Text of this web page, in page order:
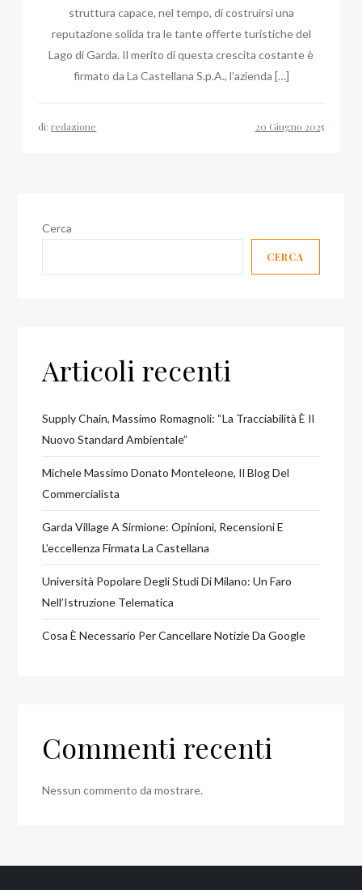
struttura capace, nel tempo, di costruirsi una
reputazione solida tra le tante offerte turistiche del
Lago di Garda. Il merito di questa crescita costante è
firmato da La Castellana S.p.A., l’azienda […]
di:redazione
Cerca
CERCA
Articoli recenti
Supply Chain, Massimo Romagnoli: “La Tracciabilità È Il
Nuovo Standard Ambientale”
Michele Massimo Donato Monteleone, Il Blog Del
Commercialista
Garda Village A Sirmione: Opinioni, Recensioni E
L’eccellenza Firmata La Castellana
Università Popolare Degli Studi Di Milano: Un Faro
Nell’Istruzione Telematica
Cosa È Necessario Per Cancellare Notizie Da Google
Commenti recenti
Nessun commento da mostrare.